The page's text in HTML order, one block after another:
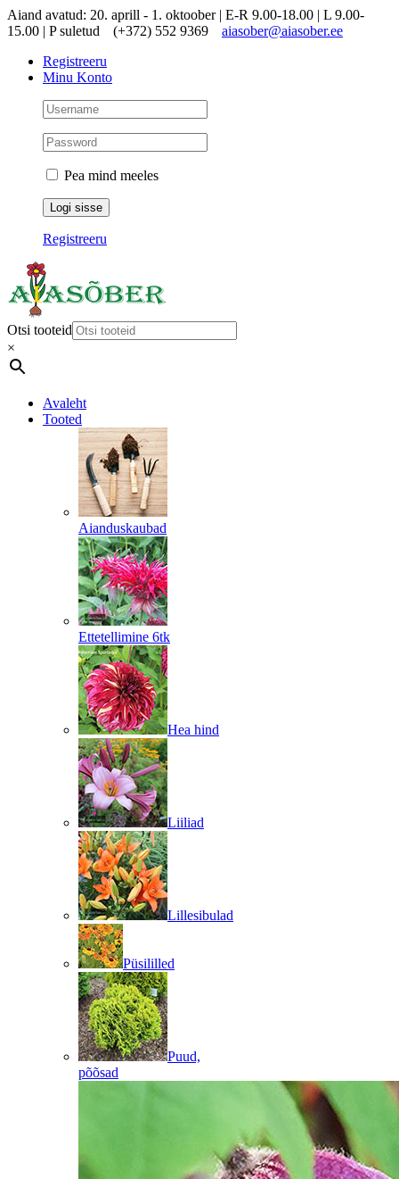
Skip
to
Aiand avatud: 20. aprill - 1. oktoober | E-R 9.00-18.00 | L 9.00-
15.00 | P suletud
(+372) 552 9369
aiasober@aiasober.ee
Registreeru
Minu Konto
Pea mind meeles
Registreeru
Otsi tooteid
×
Avaleht
Tooted
Aianduskaubad
Ettetellimine 6tk
Hea hind
Liiliad
Lillesibulad
Püsililled
Puud,
põõsad